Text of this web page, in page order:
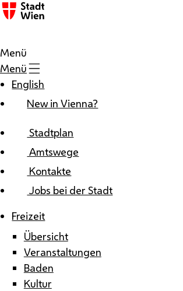
Zum Inhalt
Menü
Menü
English
New in Vienna?
Stadtplan
Amtswege
Kontakte
Jobs bei der Stadt
Freizeit
Übersicht
Veranstaltungen
Baden
Kultur